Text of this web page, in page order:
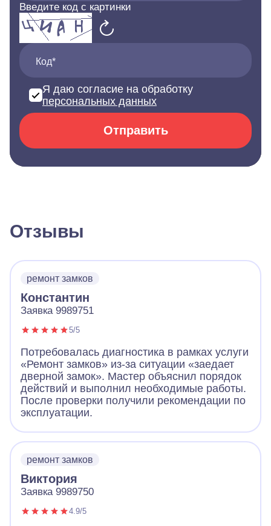
Введите код с картинки
Код*
Я даю согласие на обработку
персональных данных
Отправить
Отзывы
ремонт замков
Константин
Заявка 9989751
5/5
Потребовалась диагностика в рамках услуги
«Ремонт замков» из-за ситуации «заедает
дверной замок». Мастер объяснил порядок
действий и выполнил необходимые работы.
После проверки получили рекомендации по
эксплуатации.
ремонт замков
Виктория
Заявка 9989750
4.9/5